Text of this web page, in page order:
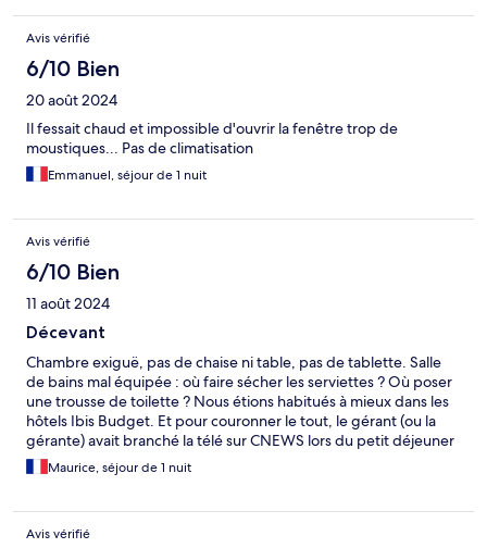
Avis vérifié
6/10 Bien
20 août 2024
Il fessait chaud et impossible d'ouvrir la fenêtre trop de
moustiques... Pas de climatisation
Emmanuel, séjour de 1 nuit
Avis vérifié
6/10 Bien
11 août 2024
Décevant
Chambre exiguë, pas de chaise ni table, pas de tablette. Salle
de bains mal équipée : où faire sécher les serviettes ? Où poser
une trousse de toilette ? Nous étions habitués à mieux dans les
hôtels Ibis Budget. Et pour couronner le tout, le gérant (ou la
gérante) avait branché la télé sur CNEWS lors du petit déjeuner
!
Maurice, séjour de 1 nuit
Avis vérifié